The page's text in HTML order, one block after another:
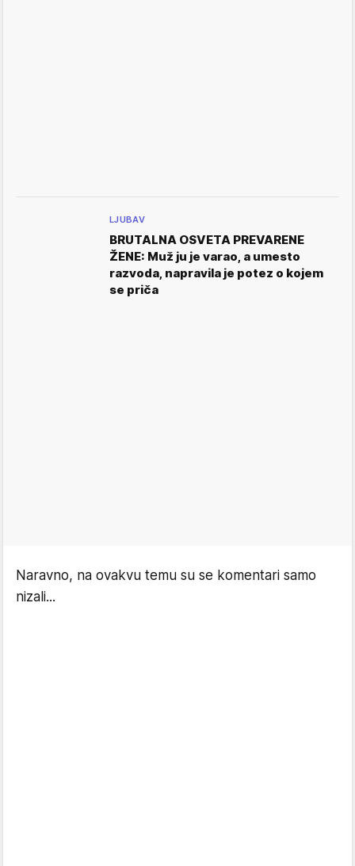
LJUBAV
BRUTALNA OSVETA PREVARENE
ŽENE: Muž ju je varao, a umesto
razvoda, napravila je potez o kojem
se priča
Naravno, na ovakvu temu su se komentari samo
nizali...